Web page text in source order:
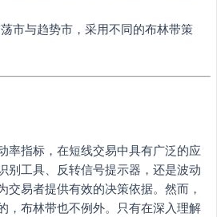
荡市与趋势市，采用不同的布林带策
率指标，在短线交易中具有广泛的应
别工具、反转信号提示器，还是波动
交易者提供有效的决策依据。然而，
，布林带也不例外。只有在深入理解